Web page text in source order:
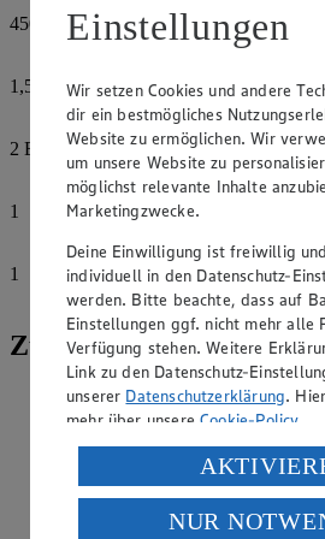
450
Mehl
1,5
Chiliflocken, getrocknet
2 EL
Butter
1
1
Eigelb
Zubereitung
Milch, 250 ml warmes Wasser,
Schüssel verrühren, 5 Minuten
Handrührgeräts, dann mit den
einem geschmeidigen Teig
Stunden gehen lassen.
Einstellungen
Wir setzen Cookies und andere
dir ein bestmögliches
Website zu ermöglichen. Wir
um unsere Website zu
möglichst relevante Inhalte
Marketingzwecke.
Deine Einwilligung ist freiwillig
individuell in den Datenschutz-
werden. Bitte beachte, dass auf
Einstellungen ggf. nicht mehr alle
Verfügung stehen. Weitere
Link zu den Datenschutz-
unserer Datenschutzerklärung.
mehr über unsereCookie-Policy.
Verarbeitung deiner
USA durch Facebook und YouTube:
Wenn du auf „Aktivieren“ klickst,
NUR